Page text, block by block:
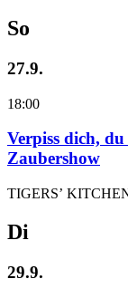
So
27.9.
18:00
Verpiss dich,
Zaubershow
TIGERS’
Di
29.9.